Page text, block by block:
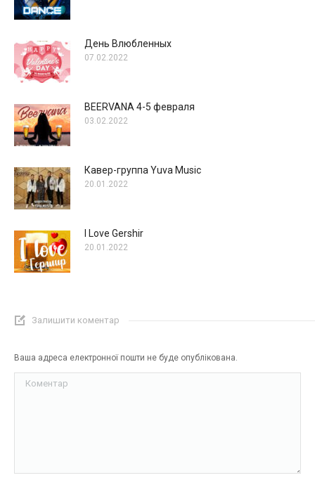
День Влюбленных
07.02.2022
BEERVANA 4-5 февраля
03.02.2022
Кавер-группа Yuva Music
20.01.2022
I Love Gershir
20.01.2022
Залишити коментар
Ваша адреса електронної пошти не буде опублікована.
Коментар